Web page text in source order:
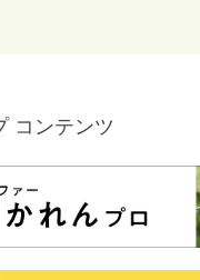
コンテンツ